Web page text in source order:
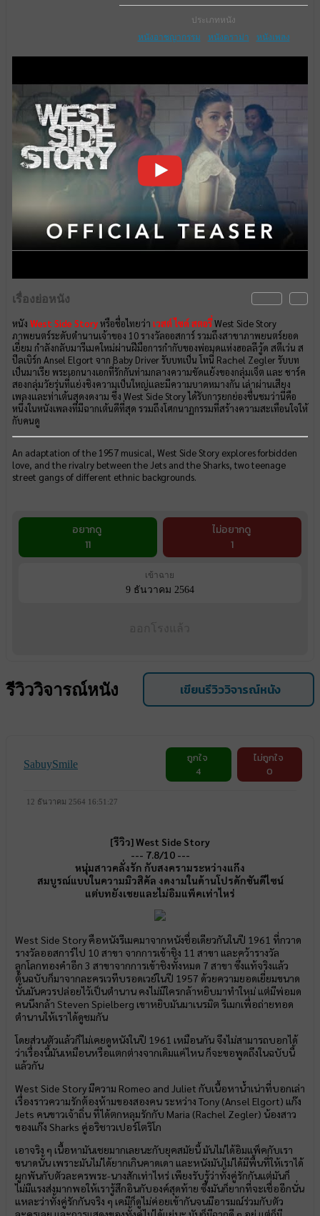
ประเภทหนัง
หนังอาชญากรรม
หนังดราม่า หนังเพลง
เรื่องย่อหนัง
หนัง West Side Storyหรือชื่อไทยว่า เวสต์ ไซด์ สตอรี่West Side Story
ภาพยนตร์ระดับตำนานเจ้าของ 10 รางวัลออสการ์ รวมถึงสาขาภาพยนตร์ยอด
เยี่ยม กำลังกลับมารีเมคใหม่ผ่านฝีมือการกำกับของพ่อมดแห่งฮอลลีวู้ด สตีเว่น ส
ปีลเบิร์ก Ansel Elgort จาก Baby Driver รับบทเป็น โทนี่ Rachel Zegler รับบท
เป็นมาเรีย พระเอกนางเอกที่รักกันท่ามกลางความขัดแย้งของกลุ่มเจ็ต และ ชาร์ค
สองกลุ่มวัยรุ่นที่แย่งชิงความเป็นใหญ่และมีความบาดหมางกัน เล่าผ่านเสียง
เพลงและท่าเต้นสุดงดงาม ซึ่ง West Side Story ได้รับการยกย่องชื่นชมว่านี่คือ
หนึ่งในหนังเพลงที่มีฉากเต้นดีที่สุด รวมถึงโศกนาฏกรรมที่สร้างความสะเทือนใจให้
กับคนดู
An adaptation of the 1957 musical, West Side Story explores forbidden
love, and the rivalry between the Jets and the Sharks, two teenage
street gangs of different ethnic backgrounds.
อยากดู
11
ไม่อยากดู
1
เข้าฉาย
9 ธันวาคม 2564
รีวิววิจารณ์หนัง เขียนรีวิววิจารณ์หนัง
SabuySmile
ถูกใจ
4
ไม่ถูกใจ
0
12 ธันวาคม 2564 16:51:27
[รีวิว] West Side Story
--- 7.8/10 ---
หนุ่มสาวคลั่งรัก กับสงครามระหว่างแก๊ง
สมบูรณ์แบบในความมิวสิคัล งดงามในด้านโปรดักชันดีไซน์
แต่บทยังเชยและไม่อิมแพ็คเท่าไหร่
West Side Story คือหนังรีเมคมาจากหนังชื่อเดียวกันในปี 1961 ที่กวาด
รางวัลออสการ์ไป 10 สาขา จากการเข้าชิง 11 สาขา และคว้ารางวัล
ลูกโลกทองคำอีก 3 สาขาจากการเข้าชิงทั้งหมด 7 สาขา ซึ่งแท้จริงแล้ว
ต้นฉบับก็มาจากละครเวทีบรอดเวย์ในปี 1957 ด้วยความยอดเยี่ยมขนาด
นั้นมันควรปล่อยไว้เป็นตำนาน คงไม่มีใครกล้าหยิบมาทำใหม่ แต่มีพ่อมด
คนนึงกล้า Steven Spielberg เขาหยิบมันมาเนรมิต รีเมกเพื่อถ่ายทอด
ตำนานให้เราได้ดูชมกัน
โดยส่วนตัวแล้วก็ไม่เคยดูหนังในปี 1961 เหมือนกัน จึงไม่สามารถบอกได้
ว่าเรื่องนี้มันเหมือนหรือแตกต่างจากเดิมแค่ไหน ก็จะขอพูดถึงในฉบับนี้
แล้วกัน
West Side Story มีความ Romeo and Juliet กับเนื้อหาน้ำเน่าที่บอกเล่า
เรื่องราวความรักต้องห้ามของสองคน ระหว่าง Tony (Ansel Elgort) แก๊ง
Jets คนขาวเจ้าถิ่น ที่ได้ตกหลุมรักกับ Maria (Rachel Zegler) น้องสาว
ของแก๊ง Sharks คู่อริชาวเปอร์โตริโก
เอาจริง ๆ เนื้อหามันเชยมากเลยนะกับยุคสมัยนี้ มันไม่ได้อิมแพ็คกับเรา
ขนาดนั้น เพราะมันไม่ได้ยากเกินคาดเดา และหนังมันไม่ได้มีพื้นที่ให้เราได้
ผูกพันกับตัวละครพระ-นางสักเท่าไหร่ เพียงรับรู้ว่าทั้งคู่รักกันแต่มันก็
ไม่มีแรงส่งมากพอให้เรารู้สึกอินกับองค์สุดท้าย ซึ่งมันก็ยากที่จะเชื่ออีกนั่น
แหละว่าทั้งคู่รักกันจริง ๆ เคมีก็ดูไม่ค่อยเข้ากันจนมีอารมณ์ร่วมกับตัว